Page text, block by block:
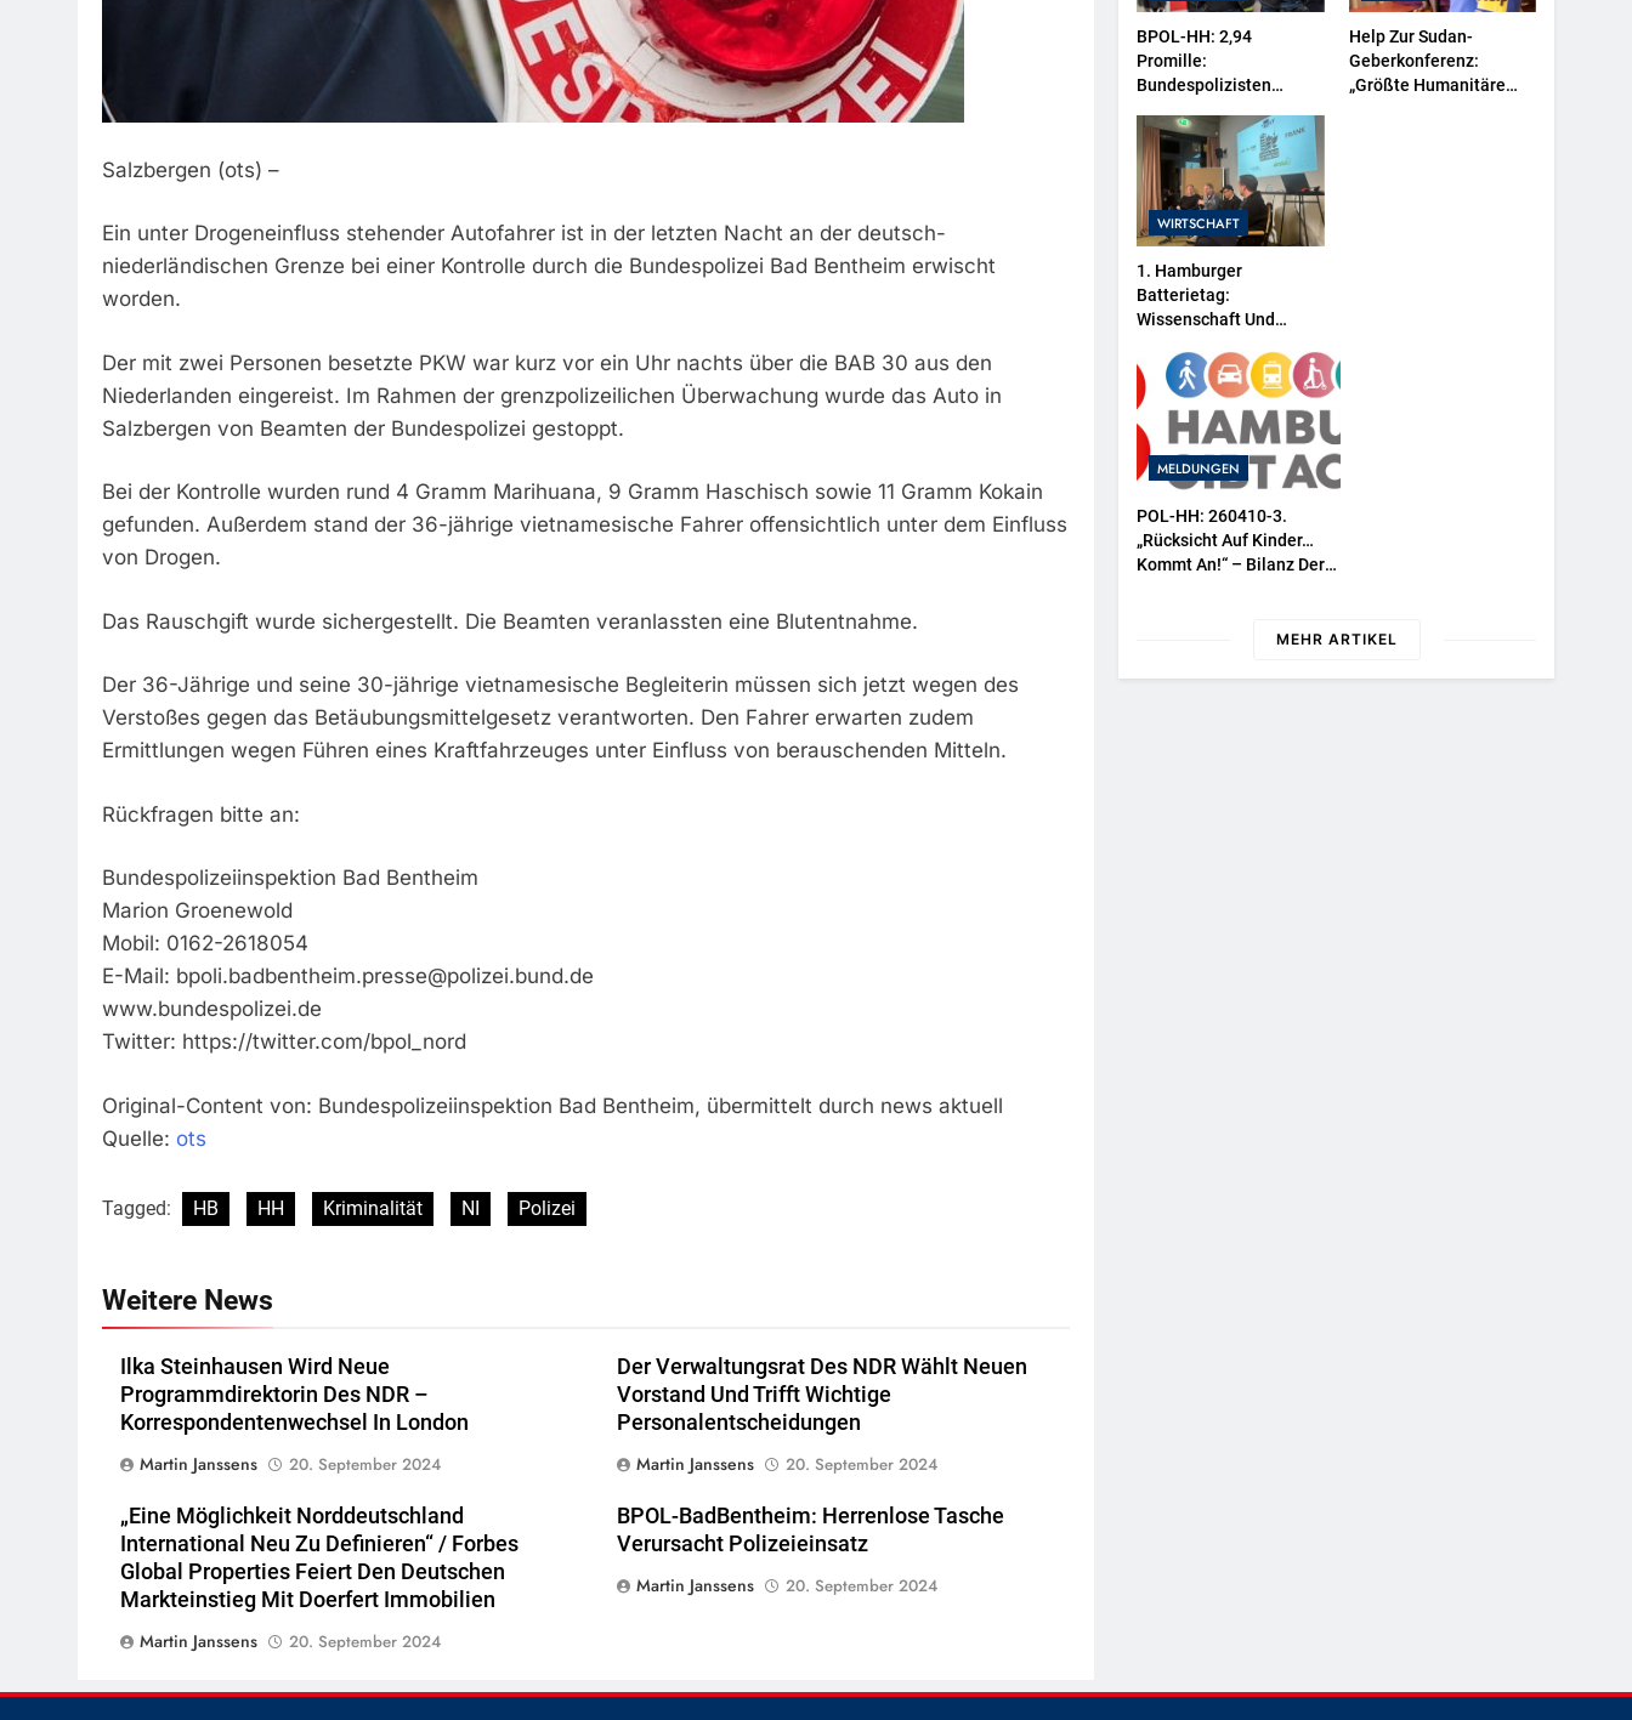
Salzbergen (ots) –
Ein unter Drogeneinfluss stehender Autofahrer ist in der letzten Nacht an der deutsch-
niederländischen Grenze bei einer Kontrolle durch die Bundespolizei Bad Bentheim erwischt
worden.
Der mit zwei Personen besetzte PKW war kurz vor ein Uhr nachts über die BAB 30 aus den
Niederlanden eingereist. Im Rahmen der grenzpolizeilichen Überwachung wurde das Auto in
Salzbergen von Beamten der Bundespolizei gestoppt.
Bei der Kontrolle wurden rund 4 Gramm Marihuana, 9 Gramm Haschisch sowie 11 Gramm Kokain
gefunden. Außerdem stand der 36-jährige vietnamesische Fahrer offensichtlich unter dem Einfluss
von Drogen.
Das Rauschgift wurde sichergestellt. Die Beamten veranlassten eine Blutentnahme.
Der 36-Jährige und seine 30-jährige vietnamesische Begleiterin müssen sich jetzt wegen des
Verstoßes gegen das Betäubungsmittelgesetz verantworten. Den Fahrer erwarten zudem
Ermittlungen wegen Führen eines Kraftfahrzeuges unter Einfluss von berauschenden Mitteln.
Rückfragen bitte an:
Bundespolizeiinspektion Bad Bentheim
Marion Groenewold
Mobil: 0162-2618054
E-Mail: bpoli.badbentheim.presse@polizei.bund.de
www.bundespolizei.de
Twitter: https://twitter.com/bpol_nord
Original-Content von: Bundespolizeiinspektion Bad Bentheim, übermittelt durch news aktuell
Quelle: ots
Tagged: HB HH Kriminalität NI Polizei
Weitere News
Ilka Steinhausen Wird Neue
Programmdirektorin Des NDR –
Korrespondentenwechsel In London
Martin Janssens
20. September 2024
Der Verwaltungsrat Des NDR Wählt Neuen
Vorstand Und Trifft Wichtige
Personalentscheidungen
Martin Janssens
20. September 2024
„Eine Möglichkeit Norddeutschland
International Neu Zu Definieren“ / Forbes
Global Properties Feiert Den Deutschen
Markteinstieg Mit Doerfert Immobilien
Martin Janssens
20. September 2024
BPOL-BadBentheim: Herrenlose Tasche
Verursacht Polizeieinsatz
Martin Janssens
20. September 2024
BPOL-HH: 2,94
Promille:
Bundespolizisten
Dem Zug Tragen-
Help Zur Sudan-
Geberkonferenz:
„Größte Humanitäre
WIRTSCHAFT
1. Hamburger
Batterietag:
Wissenschaft Und
Einig / Die
Energiewende Braucht
Speicher, Nicht
Stillstand
MELDUNGEN
POL-HH: 260410-3.
„Rücksicht Auf Kinder…
Kommt An!“ – Bilanz Der
MEHR ARTIKEL